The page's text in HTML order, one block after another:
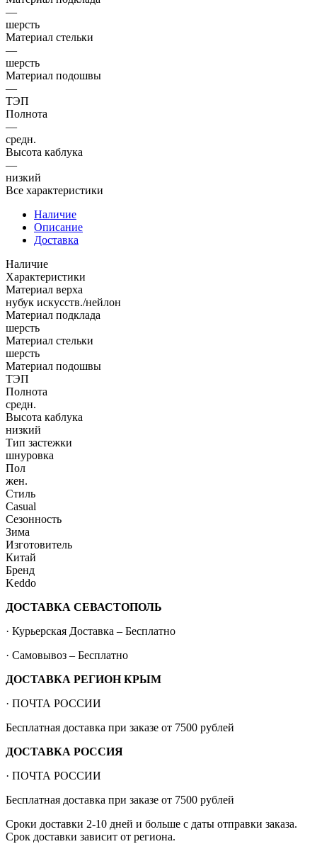
—
шерсть
Материал стельки
—
шерсть
Материал подошвы
—
ТЭП
Полнота
—
средн.
Высота каблука
—
низкий
Все характеристики
Наличие
Описание
Доставка
Наличие
Характеристики
Материал верха
нубук искусств./нейлон
Материал подклада
шерсть
Материал стельки
шерсть
Материал подошвы
ТЭП
Полнота
средн.
Высота каблука
низкий
Тип застежки
шнуровка
Пол
жен.
Стиль
Casual
Сезонность
Зима
Изготовитель
Китай
Бренд
Keddo
ДОСТАВКА СЕВАСТОПОЛЬ
· Курьерская Доставка – Бесплатно
· Самовывоз – Бесплатно
ДОСТАВКА РЕГИОН КРЫМ
· ПОЧТА РОССИИ
Бесплатная доставка при заказе от 7500 рублей
ДОСТАВКА РОССИЯ
· ПОЧТА РОССИИ
Бесплатная доставка при заказе от 7500 рублей
Сроки доставки 2-10 дней и больше с даты отправки заказа.
Срок доставки зависит от региона.